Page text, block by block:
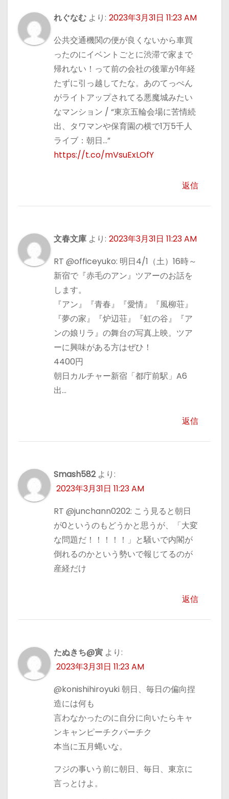
れぐなむ より: 2023年3月31日 11:23 AM
公共交通機関の便が良くないから車買
ったのにイベントごとに渋滞で家まで
帰れない！って前の会社の後輩が1年経
たずに引っ越してたな。あのてっぺん
がライトアップされてる悪魔城みたい
なマンション / “東京五輪会場に苦情続
出、タワマンや保育園の横で1万5千人
ライブ：朝日…”
https://t.co/mVsuExLOfY
返信
文春文庫 より: 2023年3月31日 11:23 AM
RT @officeyuko: 明日4/1（土）16時～
新宿で『赤毛のアン』ツアーのお話を
します。
『アン』『青春』『愛情』『風柳荘』
『夢の家』『炉辺荘』『虹の谷』『ア
ンの娘リラ』の舞台の写真上映。ツア
ーに興味がある方はぜひ！
4400円
朝日カルチャー新宿「都庁前駅」A6
出…
返信
Smash582 より:
2023年3月31日 11:23 AM
RT @junchann0202: こう見ると朝日
が0というのもどうかと思うが、「大変
な問題だ！！！！！」と騒いで内閣が
倒れるのかという勢いで報じてるのが
産経だけ
返信
たぬきち@寅 より:
2023年3月31日 11:23 AM
@konishihiroyuki 朝日、毎日の偏向捏
造には何も
言わなかったのに自分に向いたらキャ
ンキャンピーチクパーチク
本当に五月蝿いな。
フジの事いう前に朝日、毎日、東京に
言っとけよ。